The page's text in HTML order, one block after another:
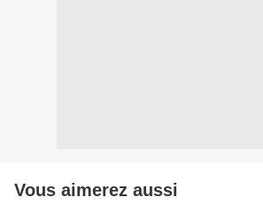
Vous aimerez aussi